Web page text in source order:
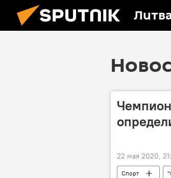
22 мая 2020,
Спорт